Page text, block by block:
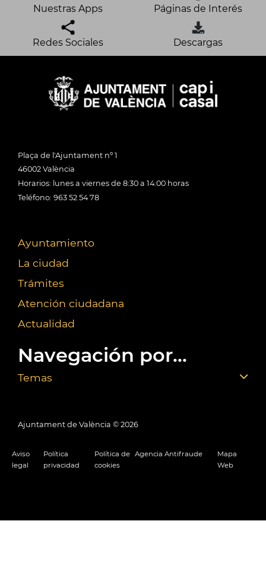
Nuestras Apps Páginas de Interés
Redes Sociales Descargas
Plaça de l'Ajuntament nº 1
46002 València
Horarios: lunes a viernes de 8:30 a 14:00 horas
Teléfono: 963 52 54 78
Ayuntamiento
La ciudad
Trámites
Atención ciudadana
Actualidad
Navegación por...
Temas
Ajuntament de València © 2026
Aviso
legal
Política
privacidad
Política de
cookies
Agencia Antifraude
Mapa
Web